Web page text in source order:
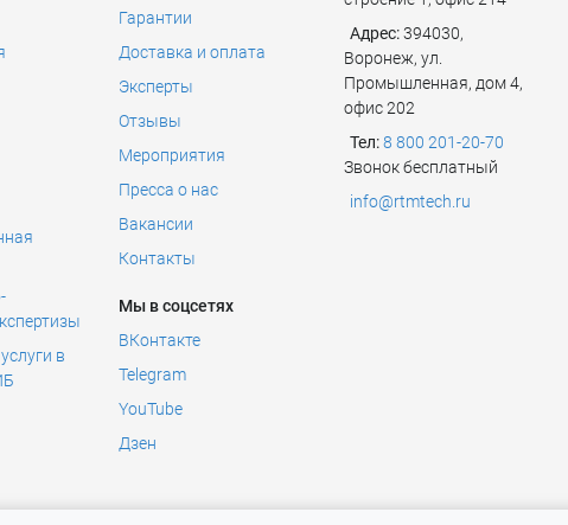
в
Гарантии
Доставка и оплата
Эксперты
Отзывы
Мероприятия
Пресса о нас
Вакансии
Контакты
Мы в соцсетях
ВКонтакте
Telegram
YouTube
Дзен
Адрес:394030,
Воронеж, ул.
Промышленная, дом 4,
офис 202
Тел:8 800 201-20-70
Звонок бесплатный
info@rtmtech.ru